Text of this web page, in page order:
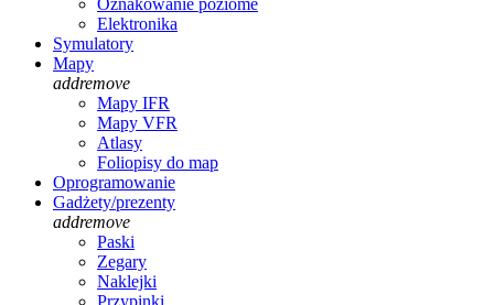
Oznakowanie poziome
Elektronika
Symulatory
Mapy
addremove
Mapy IFR
Mapy VFR
Atlasy
Foliopisy do map
Oprogramowanie
Gadżety/prezenty
addremove
Paski
Zegary
Naklejki
Przypinki